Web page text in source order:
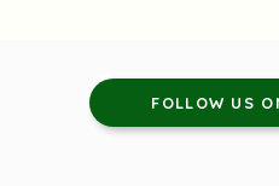
FOLLOW US